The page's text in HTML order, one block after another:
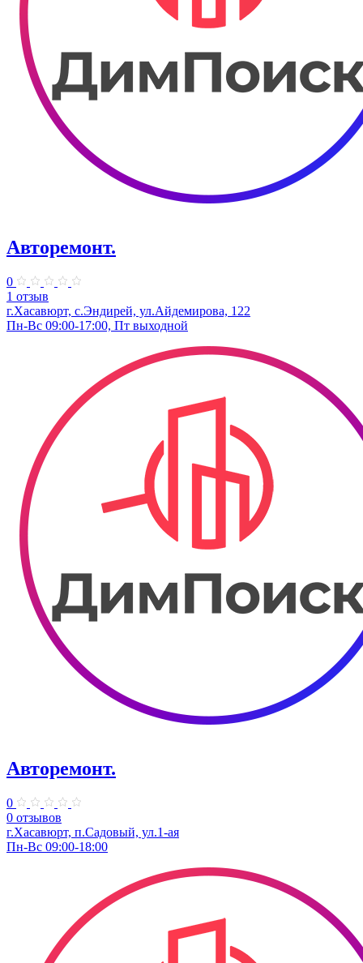
Авторемонт.
0
1 отзыв
г.Хасавюрт, с.Эндирей, ул.Айдемирова, 122
Пн-Вс 09:00-17:00, Пт выходной
Авторемонт.
0
0 отзывов
г.Хасавюрт, п.Садовый, ул.1-ая
Пн-Вс 09:00-18:00